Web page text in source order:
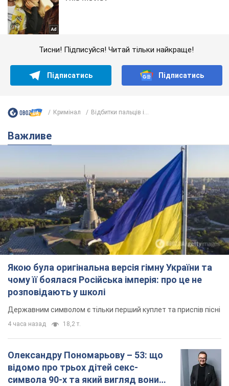
Тисни! Підписуйся! Читай тільки найкраще!
Підписатись Підписатись
Кримінал Відбитки пальців і...
Важливе
Якою була оригінальна версія гімну України та
чому її боялася Російська імперія: про це не
розповідають у школі
Державним символом є тільки перший куплет та приспів пісні
4 часа назад 18,2 т.
Олександру Пономарьову – 53: що
відомо про трьох дітей секс-
символа 90-х та який вигляд вони